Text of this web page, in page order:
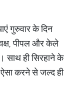
गुरुवार के दिन
पीपल और केले
साथ ही सिरहाने के
करने से जल्द ही